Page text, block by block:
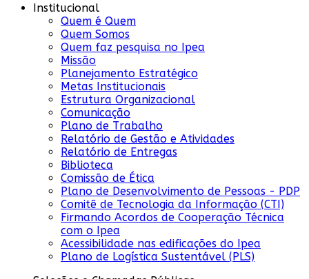
Institucional
Quem é Quem
Quem Somos
Quem faz pesquisa no Ipea
Missão
Planejamento Estratégico
Metas Institucionais
Estrutura Organizacional
Comunicação
Plano de Trabalho
Relatório de Gestão e Atividades
Relatório de Entregas
Biblioteca
Comissão de Ética
Plano de Desenvolvimento de Pessoas - PDP
Comitê de Tecnologia da Informação (CTI)
Firmando Acordos de Cooperação Técnica
com o Ipea
Acessibilidade nas edificações do Ipea
Plano de Logística Sustentável (PLS)